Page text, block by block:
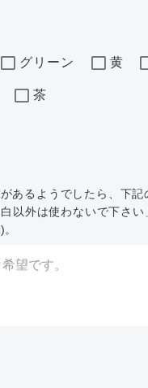
グリーン 黄
茶
あるようでしたら、下記
以外は使わないで下さい